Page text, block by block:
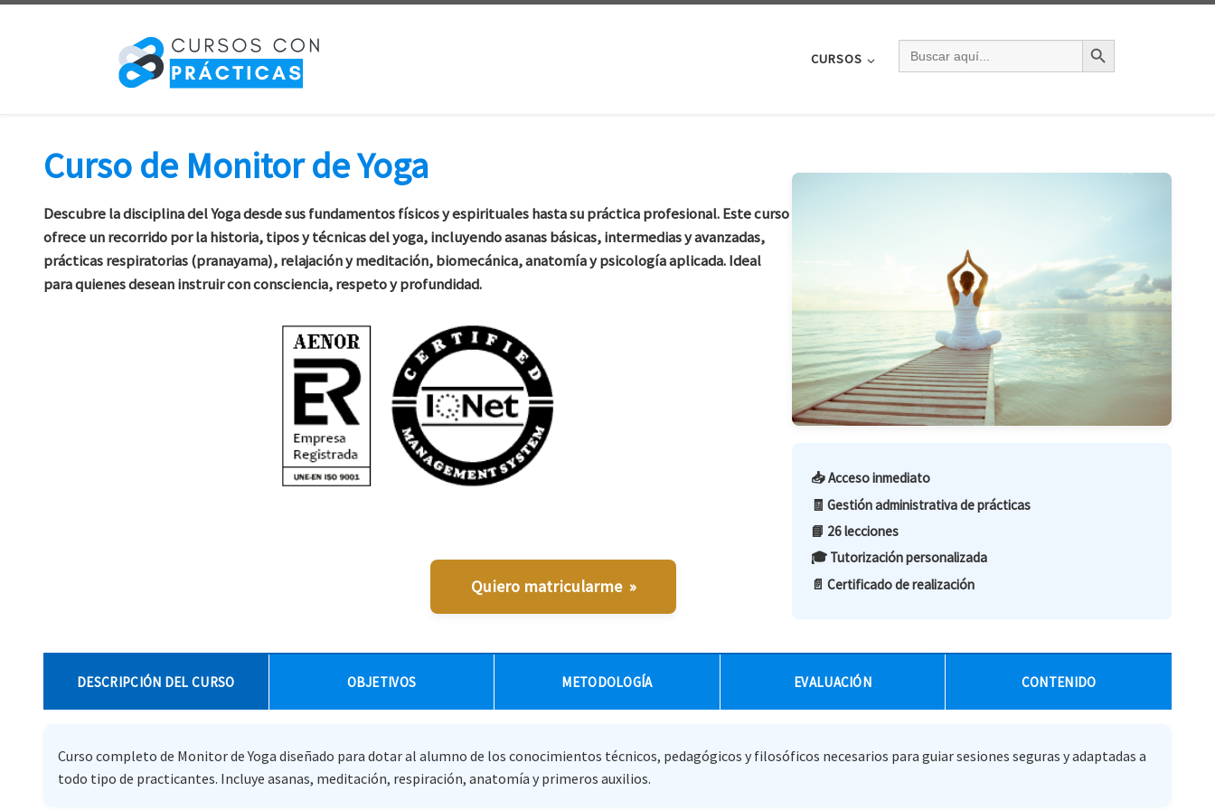
CURSOS
BUSCAR: BOTÓN DE
Curso de Monitor de Yoga
Descubre la disciplina del Yoga desde sus fundamentos físicos y espirituales hasta su práctica profesional. Este curso
ofrece un recorrido por la historia, tipos y técnicas del yoga, incluyendo asanas básicas, intermedias y avanzadas,
prácticas respiratorias (pranayama), relajación y meditación, biomecánica, anatomía y psicología aplicada. Ideal
para quienes desean instruir con consciencia, respeto y profundidad.
Quiero matricularme »
📥 Acceso inmediato
🧾 Gestión administrativa de prácticas
📘 26 lecciones
🎓 Tutorización personalizada
📄 Certificado de realización
DESCRIPCIÓN DEL CURSO OBJETIVOS METODOLOGÍA EVALUACIÓN CONTENIDO
Curso completo de Monitor de Yoga diseñado para dotar al alumno de los conocimientos técnicos, pedagógicos y filosóficos necesarios para guiar sesiones seguras y adaptadas a
todo tipo de practicantes. Incluye asanas, meditación, respiración, anatomía y primeros auxilios.